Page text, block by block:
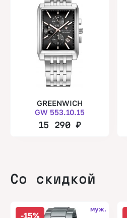
GREENWICH
GW 553.10.15
15 290₽
Со скидкой
-15%
муж.